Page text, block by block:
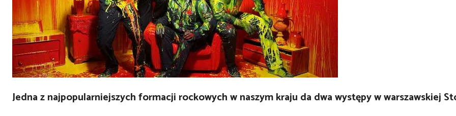
Jedna z najpopularniejszych formacji rockowych w naszym kraju da dwa występy w warszawskiej